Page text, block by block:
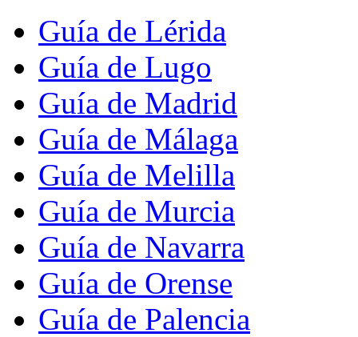
Guía de Lérida
Guía de Lugo
Guía de Madrid
Guía de Málaga
Guía de Melilla
Guía de Murcia
Guía de Navarra
Guía de Orense
Guía de Palencia